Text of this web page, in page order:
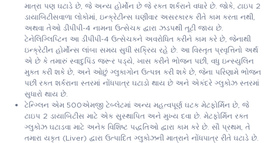
માત્રા પણ ઘટાડે છે, જે અન્ય હોર્મોન છે જે રક્ત શર્કરાને વધારે છે. જોકે, ટાઇપ 2
ડાયાબિટીસવાળા લોકોમાં, ઇન્ક્રેટીન્સ ઘણીવાર અસરકારક રીતે કામ કરતા નથી,
અથવા તેઓ ડીપીપી-4 નામના ઉત્સેચક દ્વારા ઝડપથી તૂટી જાય છે.
ટેનેલિગ્લિપ્ટિન આ ડીપીપી-4 ઉત્સેચકને અવરોધિત કરીને કામ કરે છે, જેનાથી
ઇન્ક્રેટીન હોર્મોન્સ લાંબા સમય સુધી સક્રિય રહે છે. આ વિસ્તૃત પ્રવૃત્તિનો અર્થ
એ છે કે તમારું સ્વાદુપિંડ જરૂર પડ્યે, ખાસ કરીને ભોજન પછી, વધુ ઇન્સ્યુલિન
મુક્ત કરી શકે છે, અને ઓછું ગ્લુકાગોન ઉત્પન્ન કરી શકે છે, જેના પરિણામે ભોજન
પછી રક્ત શર્કરાના સ્તરમાં નોંધપાત્ર ઘટાડો થાય છે અને એકંદરે ગ્લુકોઝ સ્તરમાં
સુધારો થાય છે.
ટેન્ગ્લિન એમ 500એમજી ટેબ્લેટમાં અન્ય મહત્વપૂર્ણ ઘટક મેટફોર્મિન છે, જે
ટાઇપ 2 ડાયાબિટીસ માટે એક સુસ્થાપિત અને મુખ્ય દવા છે. મેટફોર્મિન રક્ત
ગ્લુકોઝ ઘટાડવા માટે અનેક વિશિષ્ટ પદ્ધતિઓ દ્વારા કામ કરે છે. સૌ પ્રથમ, તે
તમારા યકૃત (Liver) દ્વારા ઉત્પાદિત ગ્લુકોઝની માત્રાને નોંધપાત્ર રીતે ઘટાડે છે.